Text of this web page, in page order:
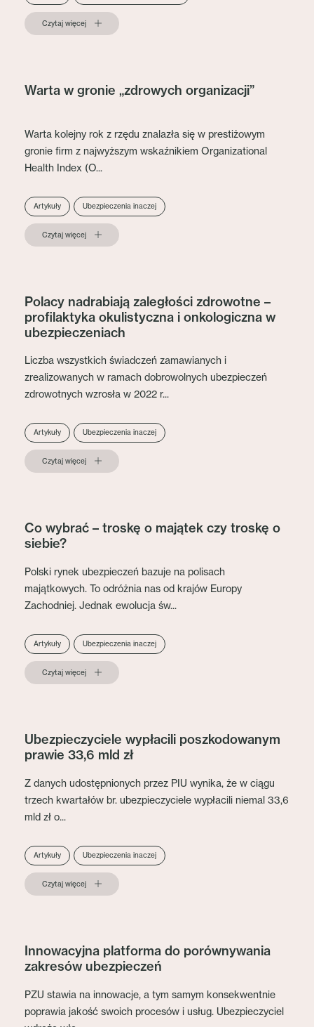
Czytaj więcej
Warta w gronie „zdrowych organizacji”
Warta kolejny rok z rzędu znalazła się w prestiżowym
gronie firm z najwyższym wskaźnikiem Organizational
Health Index (O...
Artykuły Ubezpieczenia inaczej
Czytaj więcej
Polacy nadrabiają zaległości zdrowotne –
profilaktyka okulistyczna i onkologiczna w
ubezpieczeniach
Liczba wszystkich świadczeń zamawianych i
zrealizowanych w ramach dobrowolnych ubezpieczeń
zdrowotnych wzrosła w 2022 r...
Artykuły Ubezpieczenia inaczej
Czytaj więcej
Co wybrać – troskę o majątek czy troskę o
siebie?
Polski rynek ubezpieczeń bazuje na polisach
majątkowych. To odróżnia nas od krajów Europy
Zachodniej. Jednak ewolucja św...
Artykuły Ubezpieczenia inaczej
Czytaj więcej
Ubezpieczyciele wypłacili poszkodowanym
prawie 33,6 mld zł
Z danych udostępnionych przez PIU wynika, że w ciągu
trzech kwartałów br. ubezpieczyciele wypłacili niemal 33,6
mld zł o...
Artykuły Ubezpieczenia inaczej
Czytaj więcej
Innowacyjna platforma do porównywania
zakresów ubezpieczeń
PZU stawia na innowacje, a tym samym konsekwentnie
poprawia jakość swoich procesów i usług. Ubezpieczyciel